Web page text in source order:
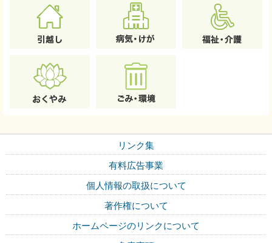
リンク集
有料広告事業
個人情報の取扱について
著作権について
ホームページのリンクについて